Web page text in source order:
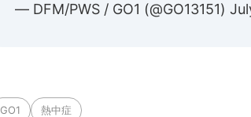
— DFM/PWS / GO1 (@GO13151)
GO1 熱中症